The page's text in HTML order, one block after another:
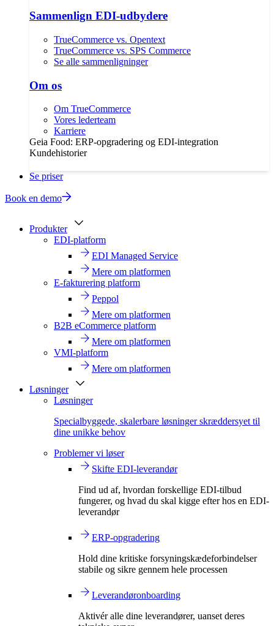
Sammenlign EDI-udbydere
TrueCommerce vs. Opentext
TrueCommerce vs. SPS Commerce
Se alle sammenligninger
Om os
Om TrueCommerce
Vores lederteam
Karriere
Geia Food: ERP-opgradering og EDI-integration
Kundehistorier
Se priser
Book en demo
Produkter
EDI-platform
EDI Managed Service
Mere om platformen
E-fakturering platform
Peppol
Mere om platformen
B2B eCommerce platform
Mere om platformen
VMI-platform
Mere om platformen
Løsninger
Løsninger
Specialbyggede, skalerbare løsninger skræddersyet til
dine unikke behov
Problemer vi løser
Skifte EDI-leverandør
Find ud af, hvordan forskellige EDI-tilbud
fungerer, og hvad du skal kigge efter hos en EDI-
leverandør
ERP-opgradering
Hold dine kritiske forsyningskædeforbindelser
stabile og sikre gennem hele processen
Leverandøronboarding
Aktivér alle dine leverandører, uanset deres